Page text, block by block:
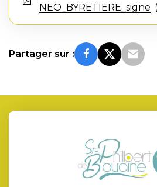
NEO_BYRETIERE_signe
Partager sur :